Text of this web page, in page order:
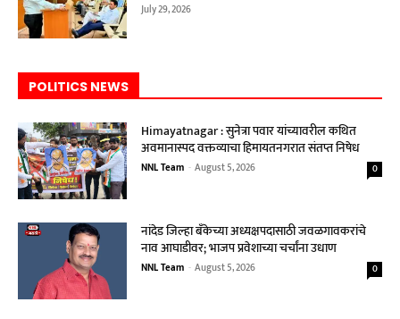
July 29, 2026
POLITICS NEWS
Himayatnagar : सुनेत्रा पवार यांच्यावरील कथित
अवमानास्पद वक्तव्याचा हिमायतनगरात संतप्त निषेध
NNL Team - August 5, 2026 0
नांदेड जिल्हा बँकेच्या अध्यक्षपदासाठी जवळगावकरांचे
नाव आघाडीवर; भाजप प्रवेशाच्या चर्चांना उधाण
NNL Team - August 5, 2026 0